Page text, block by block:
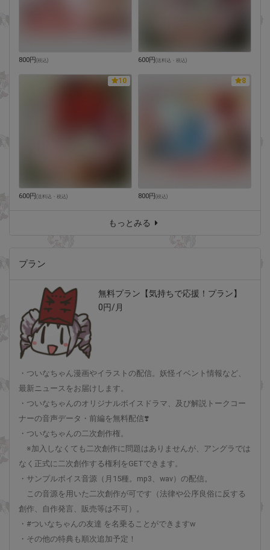
800円(税込) 600円(送料込・税込)
10
600円(送料込・税込)
8
800円(税込)
もっとみる
プラン
無料プラン【気持ちで応援！プラン】
0円/月
・ついなちゃん漫画やイラストの配信。妖怪イベント情報など、
最新ニュースをお届けします。
・ついなちゃんのオリジナルボイスドラマ、及び解説トークコー
ナーの音声データ・前編を無料配信❣️
・ついなちゃんの二次創作権。
※加入しなくても二次創作に問題はありませんが、アングラでは
なく正式に二次創作する権利をGETできます。
・サンプルボイス音源（月15種。mp3、wav）の配信。
この音源を用いた二次創作が可です（法律や公序良俗に反する
創作、自作発言、販売等は不可）。
・#ついなちゃんの友達 を名乗ることができますw
・その他の特典も順次追加予定！